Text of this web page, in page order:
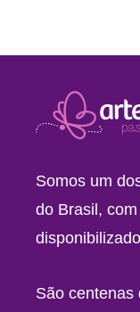
Somos um
do Brasil,
São centenas